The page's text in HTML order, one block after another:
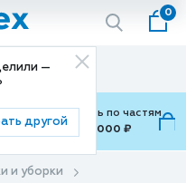
—
другой
0
Способ доставки
Можно оплатить по частям
от 700 ₽ до 15,000 ₽
и уборки